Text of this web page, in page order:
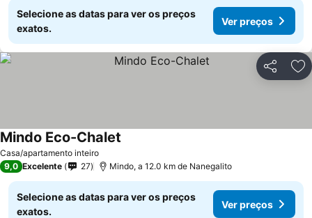
Selecione as datas para ver os preços
exatos.
Ver preços
Partilhar
Casa/apartamento inteiro
Mindo Eco-Chalet
9,0 Excelente 27 Mindo, a 12.0 km de Nanegalito
Selecione as datas para ver os preços
exatos.
Ver preços